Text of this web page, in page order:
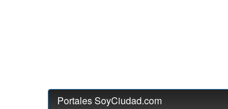
Portales SoyCiudad.com